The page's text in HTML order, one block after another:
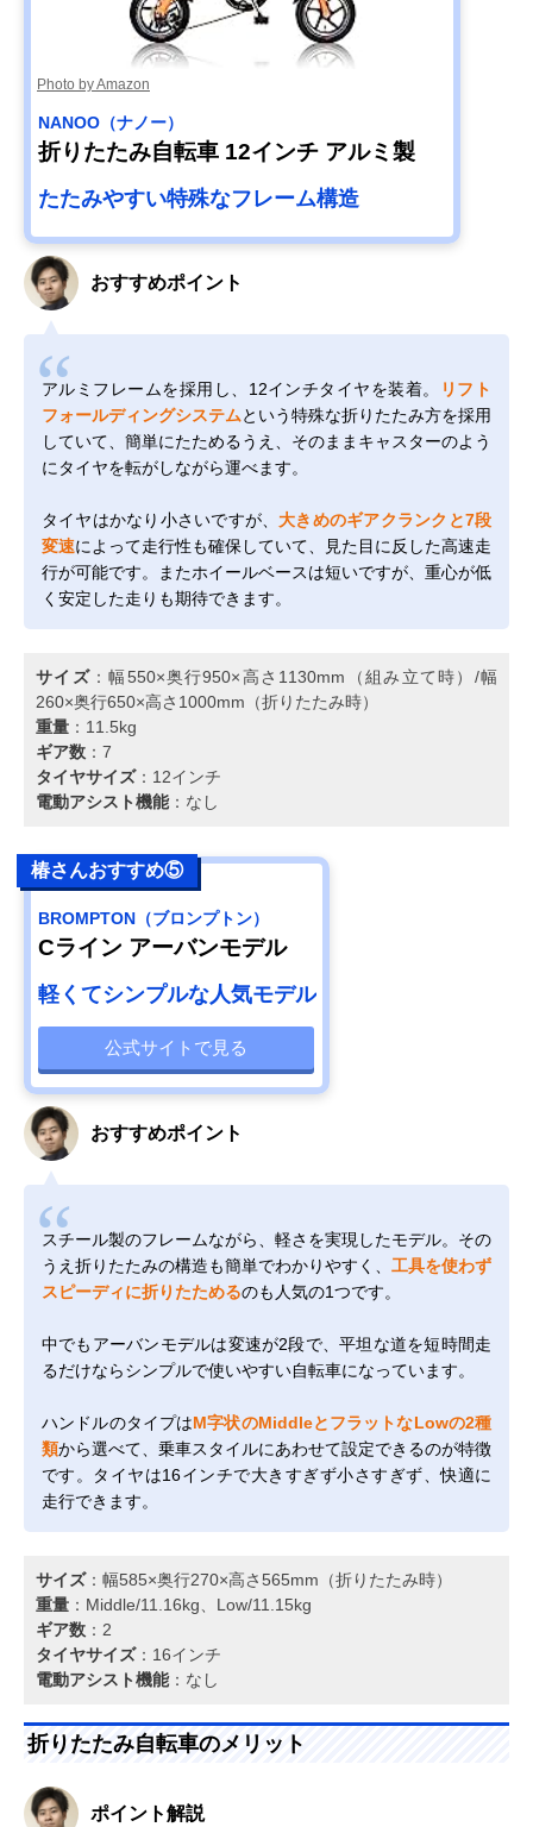
Photo by Amazon
NANOO（ナノー）
折りたたみ自転車 12インチ アルミ製
たたみやすい特殊なフレーム構造
おすすめポイント
アルミフレームを採用し、12インチタイヤを装着。
リフト
フォールディングシステムという特殊な折りたたみ方を採用
していて、簡単にたためるうえ、そのままキャスターのよう
にタイヤを転がしながら運べます。
タイヤはかなり小さいですが、 大きめのギアクランクと7段
変速によって走行性も確保していて、見た目に反した高速走
行が可能です。またホイールベースは短いですが、重心が低
く安定した走りも期待できます。
サイズ：幅550×奥行950×高さ1130mm（組み立て時）/幅
260×奥行650×高さ1000mm（折りたたみ時）
重量 ：11.5kg
ギア数 ：7
タイヤサイズ：12インチ
電動アシスト機能：なし
椿さんおすすめ⑤
BROMPTON（ブロンプトン）
Cライン アーバンモデル
軽くてシンプルな人気モデル
公式サイトで見る
おすすめポイント
スチール製のフレームながら、軽さを実現したモデル。その
うえ折りたたみの構造も簡単でわかりやすく、 工具を使わず
スピーディに折りたためるのも人気の1つです。
中でもアーバンモデルは変速が2段で、平坦な道を短時間走
るだけならシンプルで使いやすい自転車になっています。
ハンドルのタイプはM字状のMiddleとフラットなLowの2種
類から選べて、乗車スタイルにあわせて設定できるのが特徴
です。タイヤは16インチで大きすぎず小さすぎず、快適に
走行できます。
サイズ：幅585×奥行270×高さ565mm（折りたたみ時）
重量 ：Middle/11.16kg、Low/11.15kg
ギア数 ：2
タイヤサイズ：16インチ
電動アシスト機能：なし
折りたたみ自転車のメリット
ポイント解説